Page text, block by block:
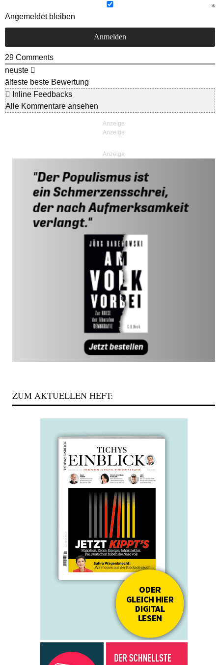
Angemeldet bleiben
29 Comments
neuste
älteste beste Bewertung
Inline Feedbacks
Alle Kommentare ansehen
Anzeige
ZUM AKTUELLEN HEFT: